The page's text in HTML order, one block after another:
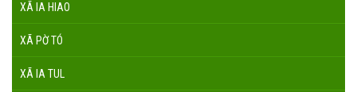
XÃ IA HIAO
XÃ PỜ TÓ
XÃ IA TUL